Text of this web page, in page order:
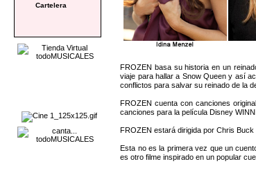
FROZEN basa su historia en un
viaje para hallar a Snow Queen y así
conflictos para salvar su reinado de la
FROZEN cuenta con canciones
canciones para la película Disney
FROZEN estará dirigida por Chris Buck
Esta no es la primera vez que un
es otro filme inspirado en un popular
Cartelera